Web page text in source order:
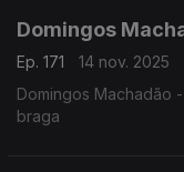
Domingos
Ep. 171
14 nov. 2025
Domingos Machadão
braga